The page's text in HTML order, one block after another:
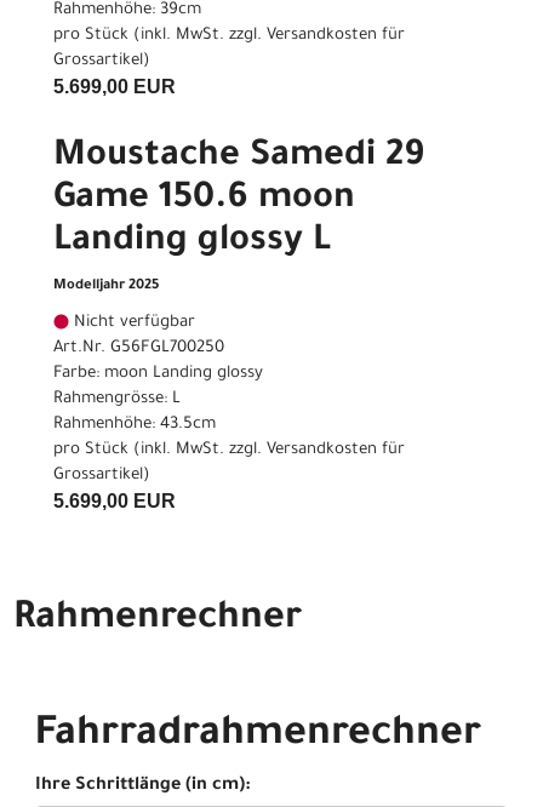
Rahmenhöhe: 39cm
pro Stück (inkl. MwSt. zzgl. Versandkosten für
Grossartikel)
5.699,00 EUR
Moustache Samedi 29
Game 150.6 moon
Landing glossy L
Modelljahr 2025
Nicht verfügbar
Art.Nr. G56FGL700250
Farbe: moon Landing glossy
Rahmengrösse: L
Rahmenhöhe: 43.5cm
pro Stück (inkl. MwSt. zzgl. Versandkosten für
Grossartikel)
5.699,00 EUR
Rahmenrechner
Fahrradrahmenrechner
Ihre Schrittlänge (in cm):